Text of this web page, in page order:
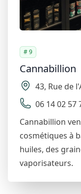
# 9
Cannabillion
43, Rue de
06 14 02 57
Cannabillion
cosmétiques à
huiles, des
vaporisateurs.